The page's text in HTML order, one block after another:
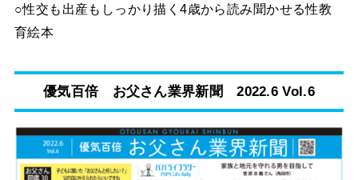
○性交も出産もしっかり描く4歳から読み聞かせる性教
育絵本
優気百倍 お父さん業界新聞 2022.6 Vol.6